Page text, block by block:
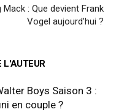
Mack : Que devient Frank
Vogel aujourd’hui ?
L'AUTEUR
Boys Saison 3 :
en couple ?